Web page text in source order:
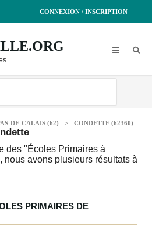
CONNEXION / INSCRIPTION
DE-CALAIS (62) > CONDETTE (62360)
des "Écoles Primaires à
nous avons plusieurs résultats à
PRIMAIRES DE